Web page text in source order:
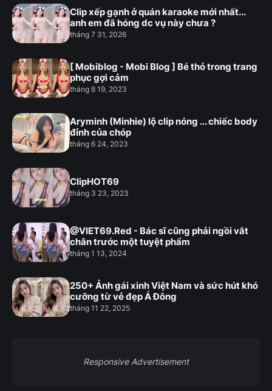
Clip xếp gạnh ở quán karaoke mới nhất...
anh em đã hóng dc vụ này chưa ?
tháng 7 31, 2026
[ Mobiblog - Mobi Blog ] Bé thỏ trong trang
phục gợi cảm
tháng 8 19, 2023
Aryminh (Minhie) lộ clip nóng ... chiếc body
đỉnh của chóp
tháng 6 24, 2023
ClipHOT69
tháng 3 23, 2023
@VIET69.Red - Bác sĩ cũng phải ngồi vắt
chân trước một tuyệt phẩm
tháng 1 13, 2024
250+ Ảnh gái xinh Việt Nam và sức hút khó
cưỡng từ vẻ đẹp Á Đông
tháng 11 22, 2025
Responsive Advertisement